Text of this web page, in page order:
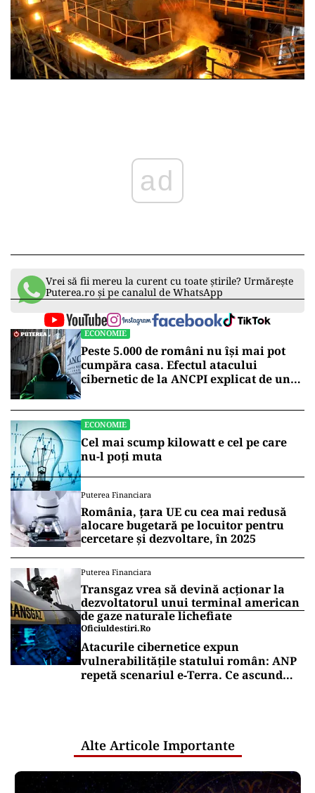
ad
Vrei să fii mereu la curent cu toate știrile? Urmărește
Puterea.ro și pe canalul de WhatsApp
ECONOMIE
Peste 5.000 de români nu își mai pot
cumpăra casa. Efectul atacului
cibernetic de la ANCPI explicat de un
ECONOMIE
Cel mai scump kilowatt e cel pe care
nu-l poți muta
Puterea Financiara
România, țara UE cu cea mai redusă
alocare bugetară pe locuitor pentru
cercetare și dezvoltare, în 2025
Puterea Financiara
Transgaz vrea să devină acționar la
dezvoltatorul unui terminal american
de gaze naturale lichefiate
Oficiuldestiri.ro
Atacurile cibernetice expun
vulnerabilitățile statului român: ANP
repetă scenariul e‑Terra. Ce ascund
Alte Articole Importante